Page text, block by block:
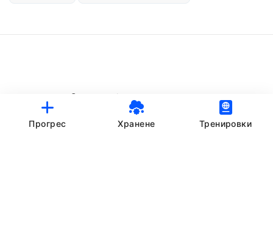
© StankovFit Progress App | 2025
Crafted with love by
Прогрес Хранене Тренировки